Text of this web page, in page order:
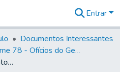
na
Entrar
Documentos Interessantes
Volume 78 - Ofícios do General Martim Lopes Lobo de Saldanha (1777)
Para o Sargento Mór Antonio Jorge de Godoy de Jundiahy